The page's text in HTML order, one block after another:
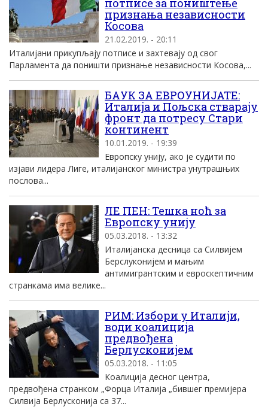
потписе за поништење
признања независности
Косова
21.02.2019. - 20:11
Италијани прикупљају потписе и захтевају од свог
Парламента да поништи признање независности Косова,...
БАУК ЗА ЕВРОУНИЈАТЕ:
Италија и Пољска стварају
фронт да потресу Стари
континент
10.01.2019. - 19:39
Европску унију, ако је судити по
изјави лидера Лиге, италијанског министра унутрашњих
послова...
ЛЕ ПЕН: Тешка ноћ за
Европску унију
05.03.2018. - 13:32
Италијанска десница са Силвијем
Берслуконијем и мањим
антимигрантским и евроскептичним
странкама има велике...
РИМ: Избори у Италији,
води коалиција
предвођена
Берлусконијем
05.03.2018. - 11:05
Коалиција десног центра,
предвођена странком „Форца Италија „бившег премијера
Силвија Берлусконија са 37...